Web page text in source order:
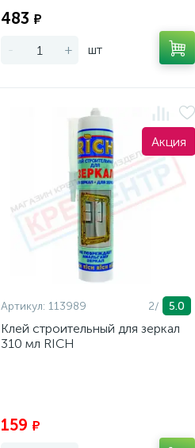
483 ₽
- + шт
Акция
Артикул: 113989 2/ 5.0
Клей строительный для зеркал
310 мл RICH
159 ₽